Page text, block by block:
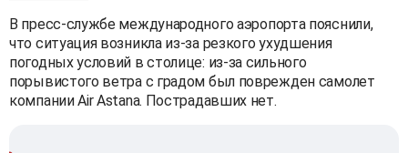
В пресс-службе международного аэропорта пояснили,
что ситуация возникла из-за резкого ухудшения
погодных условий в столице: из-за сильного
порывистого ветра с градом был поврежден самолет
компании Air Astana. Пострадавших нет.